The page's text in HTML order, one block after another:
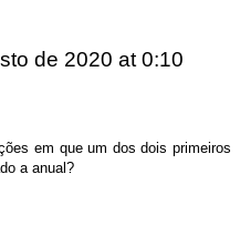
de 2020 at 0:10
em que um dos dois primeiros
a anual?